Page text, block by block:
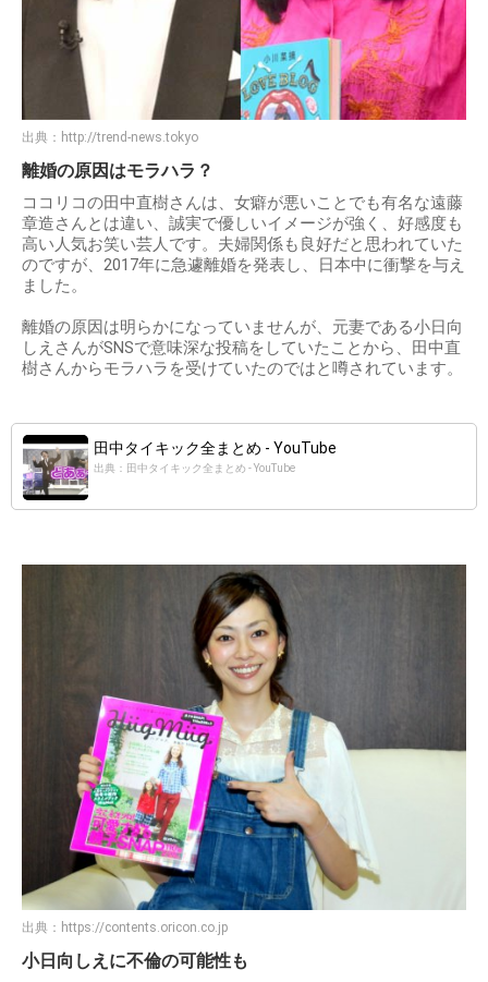
出典： http://trend-news.tokyo
離婚の原因はモラハラ？
ココリコの田中直樹さんは、女癖が悪いことでも有名な遠藤
章造さんとは違い、誠実で優しいイメージが強く、好感度も
高い人気お笑い芸人です。夫婦関係も良好だと思われていた
のですが、2017年に急遽離婚を発表し、日本中に衝撃を与え
ました。
離婚の原因は明らかになっていませんが、元妻である小日向
しえさんがSNSで意味深な投稿をしていたことから、田中直
樹さんからモラハラを受けていたのではと噂されています。
田中タイキック全まとめ - YouTube
出典：田中タイキック全まとめ - YouTube
出典： https://contents.oricon.co.jp
小日向しえに不倫の可能性も